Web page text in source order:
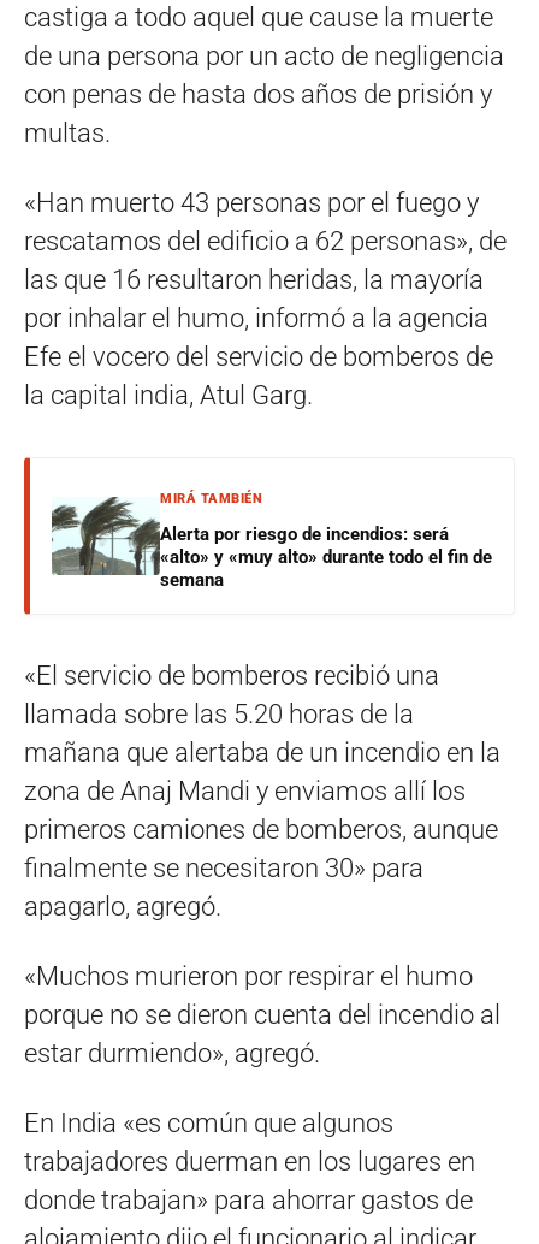
castiga a todo aquel que cause la muerte
de una persona por un acto de negligencia
con penas de hasta dos años de prisión y
multas.
«Han muerto 43 personas por el fuego y
rescatamos del edificio a 62 personas», de
las que 16 resultaron heridas, la mayoría
por inhalar el humo, informó a la agencia
Efe el vocero del servicio de bomberos de
la capital india, Atul Garg.
MIRÁ TAMBIÉN
Alerta por riesgo de incendios: será
«alto» y «muy alto» durante todo el fin de
semana
«El servicio de bomberos recibió una
llamada sobre las 5.20 horas de la
mañana que alertaba de un incendio en la
zona de Anaj Mandi y enviamos allí los
primeros camiones de bomberos, aunque
finalmente se necesitaron 30» para
apagarlo, agregó.
«Muchos murieron por respirar el humo
porque no se dieron cuenta del incendio al
estar durmiendo», agregó.
En India «es común que algunos
trabajadores duerman en los lugares en
donde trabajan» para ahorrar gastos de